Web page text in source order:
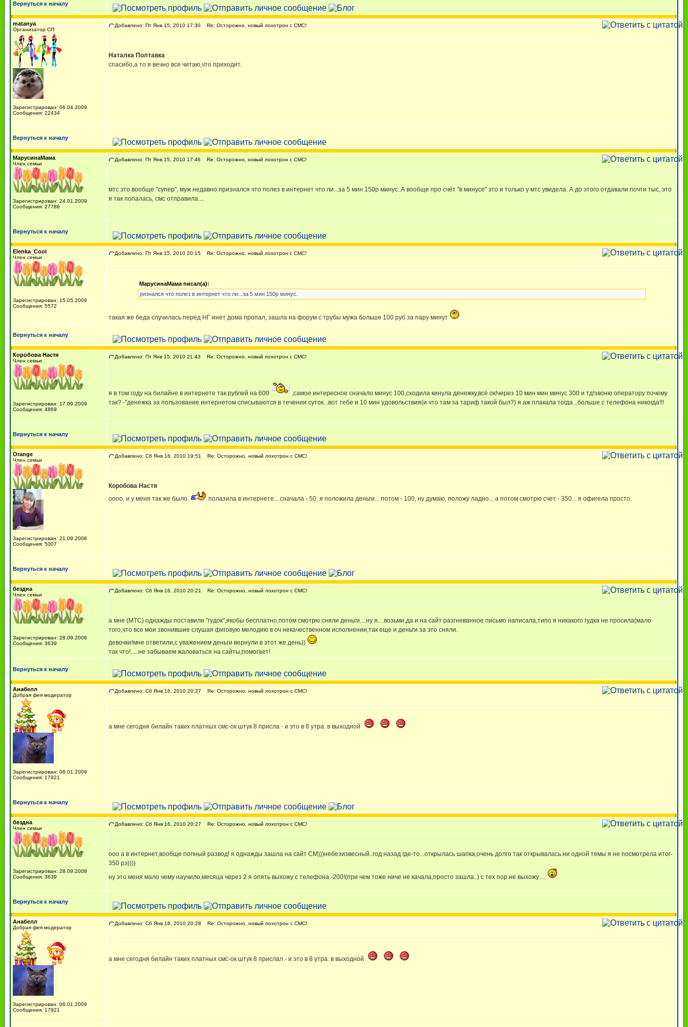
Вернуться к началу
matanya
Организатор СП
Зарегистрирован: 06.04.2009
Сообщения: 22434
Добавлено: Пт Янв 15, 2010 17:30 Re: Осторожно, новый лохотрон с СМС!
Наталка Полтавка
спасибо,а то я вечно все читаю,что приходит.
Вернуться к началу
МарусинаМама
Член семьи
Зарегистрирован: 24.01.2009
Сообщения: 27786
Добавлено: Пт Янв 15, 2010 17:46 Re: Осторожно, новый лохотрон с СМС!
мтс это вообще "супер", муж недавно признался что полез в интернет что ли...за 5 мин 150р минус..А вообще про счёт "в минусе" это я только у мтс увидела. А до этого отдавали почти тыс, это
я так попалась, смс отправила....
Вернуться к началу
Elenka_Cool
Член семьи
Зарегистрирован: 15.05.2009
Сообщения: 5572
Добавлено: Пт Янв 15, 2010 20:15 Re: Осторожно, новый лохотрон с СМС!
МарусинаМама писал(а):
ризнался что полез в интернет что ли...за 5 мин 150р минус.
такая же беда случилась перед НГ инет дома пропал, зашла на форум с трубы мужа больше 100 руб за пару минут
Вернуться к началу
Коробова Настя
Член семьи
Зарегистрирован: 17.09.2009
Сообщения: 4869
Добавлено: Пт Янв 15, 2010 21:43 Re: Осторожно, новый лохотрон с СМС!
я в том году на билайне в интернете так рублей на 600
,самое интересное сначало минус 100,сходила кинула денежку,всё ок!через 10 мин мин минус 300 и тд!звоню оператору почему
так? -"денежка за пользование интернетом списываются в течении суток...вот тебе и 10 мин удовольствия(и что там за тариф такой был?) я аж плакала тогда...больше с телефона никогда!!!
Вернуться к началу
Orange
Член семьи
Зарегистрирован: 21.09.2008
Сообщения: 5007
Добавлено: Сб Янв 16, 2010 19:51 Re: Осторожно, новый лохотрон с СМС!
Коробова Настя
оооо, и у меня так же было.
полазила в интернете... сначала - 50, я положила деньги... потом - 100, ну думаю, положу ладно... а потом смотрю счет - 350... я офигела просто.
Вернуться к началу
бездна
Член семьи
Зарегистрирован: 28.09.2008
Сообщения: 3639
Добавлено: Сб Янв 16, 2010 20:21 Re: Осторожно, новый лохотрон с СМС!
а мне (МТС) однажды поставили "гудок",якобы бесплатно,потом смотрю сняли деньги....ну я....возьми,да и на сайт разгневанное письмо написала,типо я никакого гудка не просила(мало
того,что все мои звонившие слушая фиговую мелодию в оч некачественном исполнении,так еще и деньги за это сняли.
девочки!мне ответили,с уважением деньги вернули в этот же день))
так что!.....не забываем жаловаться на сайты,помогает!
Вернуться к началу
Анабелл
Добрая фея модератор
Зарегистрирован: 06.01.2009
Сообщения: 17921
Добавлено: Сб Янв 16, 2010 20:27 Re: Осторожно, новый лохотрон с СМС!
а мне сегодня билайн таких платных смс-ок штук 8 присла - и это в 8 утра. в выходной
Вернуться к началу
бездна
Член семьи
Зарегистрирован: 28.09.2008
Сообщения: 3639
Добавлено: Сб Янв 16, 2010 20:27 Re: Осторожно, новый лохотрон с СМС!
ооо а в интернет,вообще полный развод! я однажды зашла на сайт СМ)))небезизвесный..год назад где-то...открылась шапка,очень долго так открывалась.ни одной темы я не посмотрела итог-
350 рэ))))
ну это меня мало чему научило,месяца через 2 я опять выхожу с телефона -200!(при чем тоже ниче не качала,просто зашла..) с тех пор не выхожу.....
Вернуться к началу
Анабелл
Добрая фея модератор
Зарегистрирован: 06.01.2009
Сообщения: 17921
Добавлено: Сб Янв 16, 2010 20:28 Re: Осторожно, новый лохотрон с СМС!
а мне сегодня билайн таких платных смс-ок штук 8 прислал - и это в 8 утра. в выходной